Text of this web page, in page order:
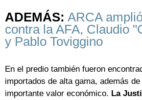
ADEMÁS: ARCA
contra la AFA, Claudio
y Pablo Toviggino
En el predio también fueron
importados de alta gama, además
importante valor económico. La